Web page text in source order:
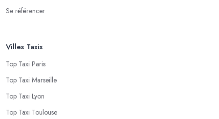
Se référencer
Villes Taxis
Top Taxi Paris
Top Taxi Marseille
Top Taxi Lyon
Top Taxi Toulouse